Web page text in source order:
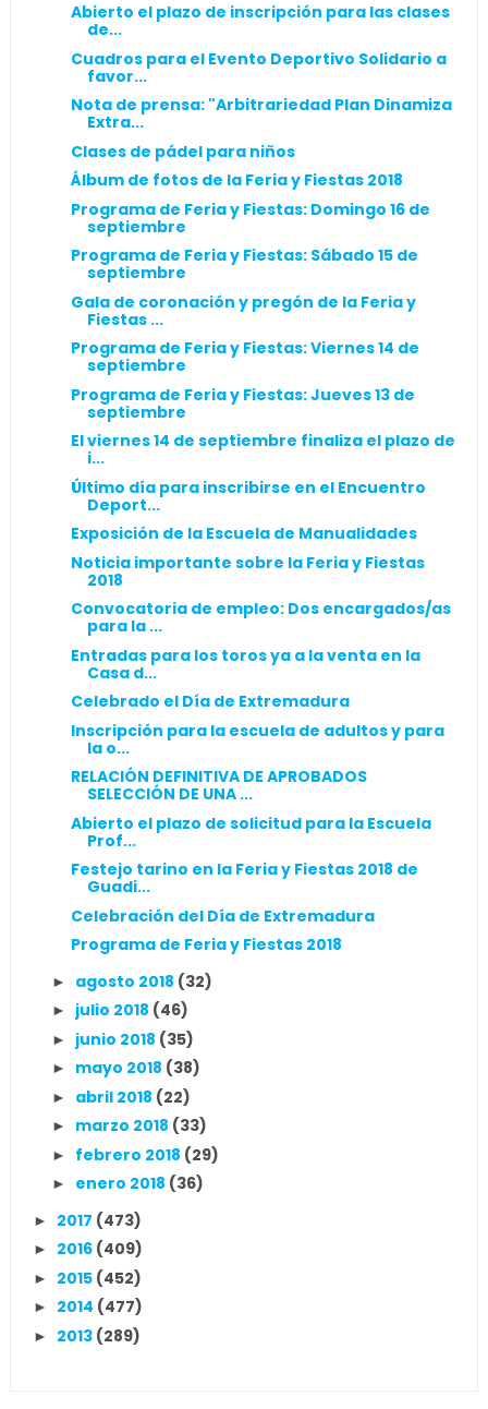
Abierto el plazo de inscripción para las clases
de...
Cuadros para el Evento Deportivo Solidario a
favor...
Nota de prensa: "Arbitrariedad Plan Dinamiza
Extra...
Clases de pádel para niños
Álbum de fotos de la Feria y Fiestas 2018
Programa de Feria y Fiestas: Domingo 16 de
septiembre
Programa de Feria y Fiestas: Sábado 15 de
septiembre
Gala de coronación y pregón de la Feria y
Fiestas ...
Programa de Feria y Fiestas: Viernes 14 de
septiembre
Programa de Feria y Fiestas: Jueves 13 de
septiembre
El viernes 14 de septiembre finaliza el plazo de
i...
Último día para inscribirse en el Encuentro
Deport...
Exposición de la Escuela de Manualidades
Noticia importante sobre la Feria y Fiestas
2018
Convocatoria de empleo: Dos encargados/as
para la ...
Entradas para los toros ya a la venta en la
Casa d...
Celebrado el Día de Extremadura
Inscripción para la escuela de adultos y para
la o...
RELACIÓN DEFINITIVA DE APROBADOS
SELECCIÓN DE UNA ...
Abierto el plazo de solicitud para la Escuela
Prof...
Festejo tarino en la Feria y Fiestas 2018 de
Guadi...
Celebración del Día de Extremadura
Programa de Feria y Fiestas 2018
► agosto 2018 (32)
► julio 2018 (46)
► junio 2018 (35)
► mayo 2018 (38)
► abril 2018 (22)
► marzo 2018 (33)
► febrero 2018 (29)
► enero 2018 (36)
► 2017 (473)
► 2016 (409)
► 2015 (452)
► 2014 (477)
► 2013 (289)